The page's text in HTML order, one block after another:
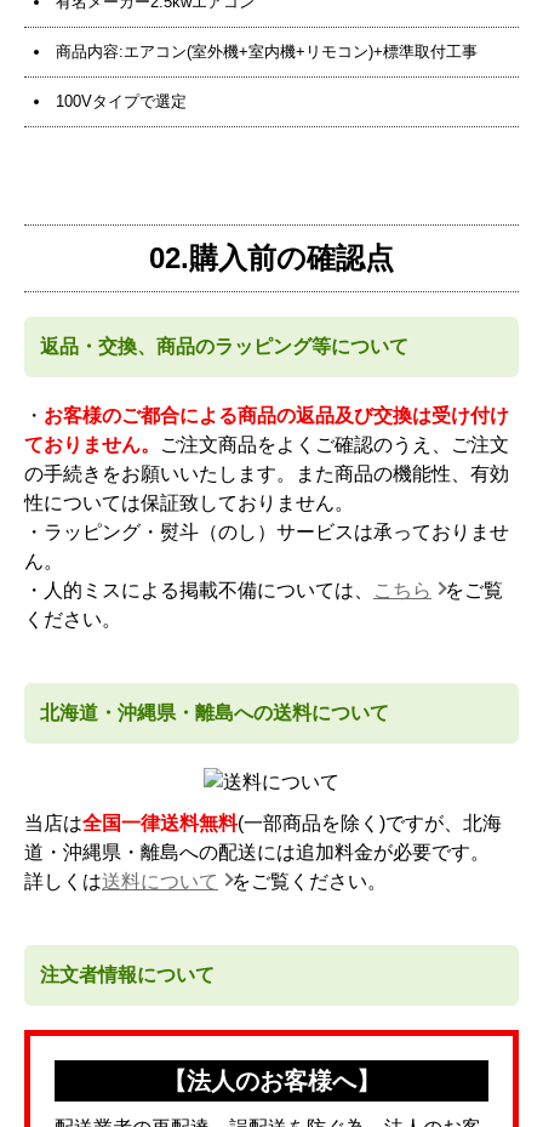
商品内容:エアコン(室外機+室内機+リモコン)+標準取付工事
100Vタイプで選定
02.購入前の確認点
返品・交換、商品のラッピング等について
・ お客様のご都合による商品の返品及び交換は受け付け
ておりません。
ご注文商品をよくご確認のうえ、ご注文
の手続きをお願いいたします。また商品の機能性、有効
性については保証致しておりません。
・ラッピング・熨斗（のし）サービスは承っておりませ
ん。
・人的ミスによる掲載不備については、
こちら
をご覧
ください。
北海道・沖縄県・離島への送料について
当店は全国一律送料無料(一部商品を除く)ですが、北海
道・沖縄県・離島への配送には追加料金が必要です。
詳しくは送料について をご覧ください。
注文者情報について
【法人のお客様へ】